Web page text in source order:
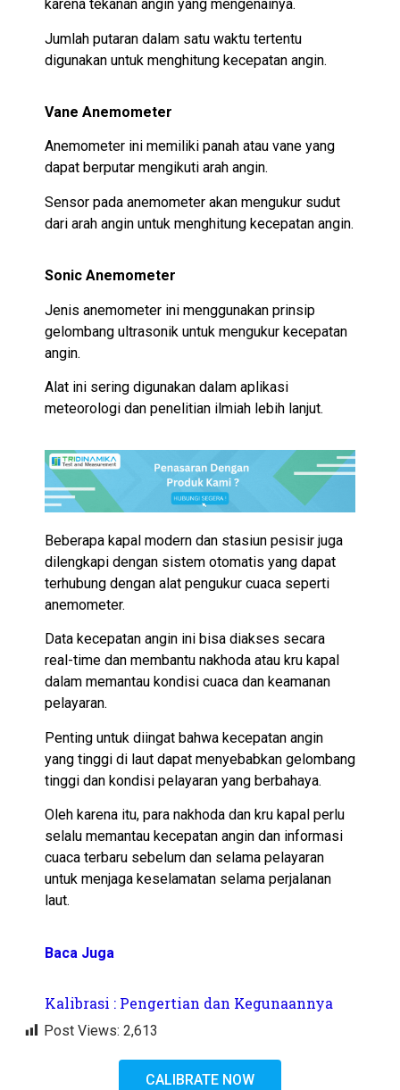
karena tekanan angin yang mengenainya.
Jumlah putaran dalam satu waktu tertentu
digunakan untuk menghitung kecepatan angin.
Vane Anemometer
Anemometer ini memiliki panah atau vane yang
dapat berputar mengikuti arah angin.
Sensor pada anemometer akan mengukur sudut
dari arah angin untuk menghitung kecepatan angin.
Sonic Anemometer
Jenis anemometer ini menggunakan prinsip
gelombang ultrasonik untuk mengukur kecepatan
angin.
Alat ini sering digunakan dalam aplikasi
meteorologi dan penelitian ilmiah lebih lanjut.
Beberapa kapal modern dan stasiun pesisir juga
dilengkapi dengan sistem otomatis yang dapat
terhubung dengan alat pengukur cuaca seperti
anemometer.
Data kecepatan angin ini bisa diakses secara
real-time dan membantu nakhoda atau kru kapal
dalam memantau kondisi cuaca dan keamanan
pelayaran.
Penting untuk diingat bahwa kecepatan angin
yang tinggi di laut dapat menyebabkan gelombang
tinggi dan kondisi pelayaran yang berbahaya.
Oleh karena itu, para nakhoda dan kru kapal perlu
selalu memantau kecepatan angin dan informasi
cuaca terbaru sebelum dan selama pelayaran
untuk menjaga keselamatan selama perjalanan
laut.
Baca Juga
Kalibrasi : Pengertian dan Kegunaannya
Post Views: 2,613
CALIBRATE NOW